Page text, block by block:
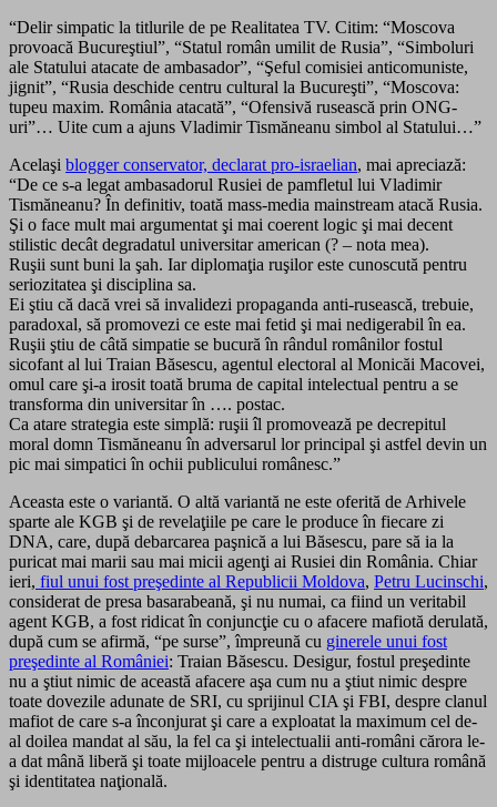
“Delir simpatic la titlurile de pe Realitatea TV. Citim: “Moscova
provoacă Bucureştiul”, “Statul român umilit de Rusia”, “Simboluri
ale Statului atacate de ambasador”, “Şeful comisiei anticomuniste,
jignit”, “Rusia deschide centru cultural la Bucureşti”, “Moscova:
tupeu maxim. România atacată”, “Ofensivă rusească prin ONG-
uri”… Uite cum a ajuns Vladimir Tismăneanu simbol al Statului…”
Acelaşi blogger conservator, declarat pro-israelian, mai apreciază:
“De ce s-a legat ambasadorul Rusiei de pamfletul lui Vladimir
Tismăneanu? În definitiv, toată mass-media mainstream atacă Rusia.
Şi o face mult mai argumentat şi mai coerent logic şi mai decent
stilistic decât degradatul universitar american (? – nota mea).
Ruşii sunt buni la şah. Iar diplomaţia ruşilor este cunoscută pentru
seriozitatea şi disciplina sa.
Ei ştiu că dacă vrei să invalidezi propaganda anti-rusească, trebuie,
paradoxal, să promovezi ce este mai fetid şi mai nedigerabil în ea.
Ruşii ştiu de câtă simpatie se bucură în rândul românilor fostul
sicofant al lui Traian Băsescu, agentul electoral al Monicăi Macovei,
omul care şi-a irosit toată bruma de capital intelectual pentru a se
transforma din universitar în …. postac.
Ca atare strategia este simplă: ruşii îl promovează pe decrepitul
moral domn Tismăneanu în adversarul lor principal şi astfel devin un
pic mai simpatici în ochii publicului românesc.”
Aceasta este o variantă. O altă variantă ne este oferită de Arhivele
sparte ale KGB şi de revelaţiile pe care le produce în fiecare zi
DNA, care, după debarcarea paşnică a lui Băsescu, pare să ia la
puricat mai marii sau mai micii agenţi ai Rusiei din România. Chiar
ieri, fiul unui fost preşedinte al Republicii Moldova, Petru Lucinschi,
considerat de presa basarabeană, şi nu numai, ca fiind un veritabil
agent KGB, a fost ridicat în conjuncţie cu o afacere mafiotă derulată,
după cum se afirmă, “pe surse”, împreună cu ginerele unui fost
preşedinte al României: Traian Băsescu. Desigur, fostul preşedinte
nu a ştiut nimic de această afacere aşa cum nu a ştiut nimic despre
toate dovezile adunate de SRI, cu sprijinul CIA şi FBI, despre clanul
mafiot de care s-a înconjurat şi care a exploatat la maximum cel de-
al doilea mandat al său, la fel ca şi intelectualii anti-români cărora le-
a dat mână liberă şi toate mijloacele pentru a distruge cultura română
şi identitatea naţională.